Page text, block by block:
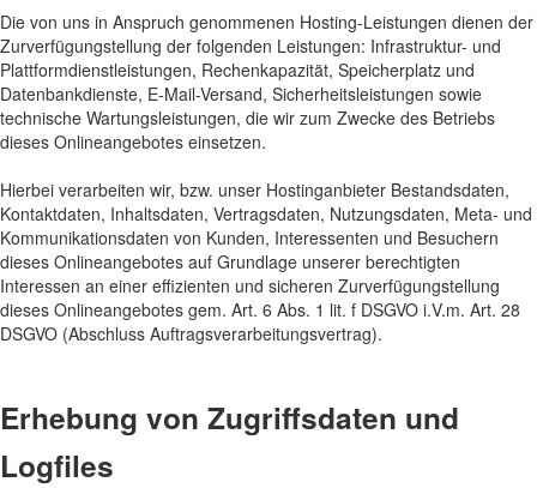
Die von uns in Anspruch genommenen Hosting-Leistungen dienen der
Zurverfügungstellung der folgenden Leistungen: Infrastruktur- und
Plattformdienstleistungen, Rechenkapazität, Speicherplatz und
Datenbankdienste, E-Mail-Versand, Sicherheitsleistungen sowie
technische Wartungsleistungen, die wir zum Zwecke des Betriebs
dieses Onlineangebotes einsetzen.
Hierbei verarbeiten wir, bzw. unser Hostinganbieter Bestandsdaten,
Kontaktdaten, Inhaltsdaten, Vertragsdaten, Nutzungsdaten, Meta- und
Kommunikationsdaten von Kunden, Interessenten und Besuchern
dieses Onlineangebotes auf Grundlage unserer berechtigten
Interessen an einer effizienten und sicheren Zurverfügungstellung
dieses Onlineangebotes gem. Art. 6 Abs. 1 lit. f DSGVO i.V.m. Art. 28
DSGVO (Abschluss Auftragsverarbeitungsvertrag).
Erhebung von Zugriffsdaten und
Logfiles